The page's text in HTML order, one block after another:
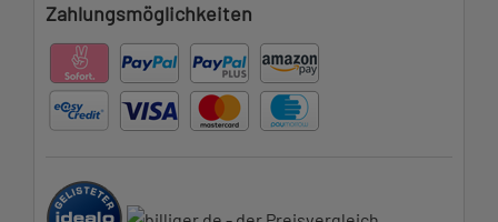
Zahlungsmöglichkeiten